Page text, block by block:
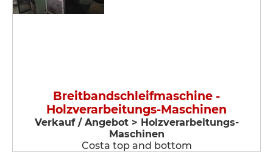
Breitbandschleifmaschine -
Holzverarbeitungs-Maschinen
Verkauf / Angebot > Holzverarbeitungs-
Maschinen
Costa top and bottom